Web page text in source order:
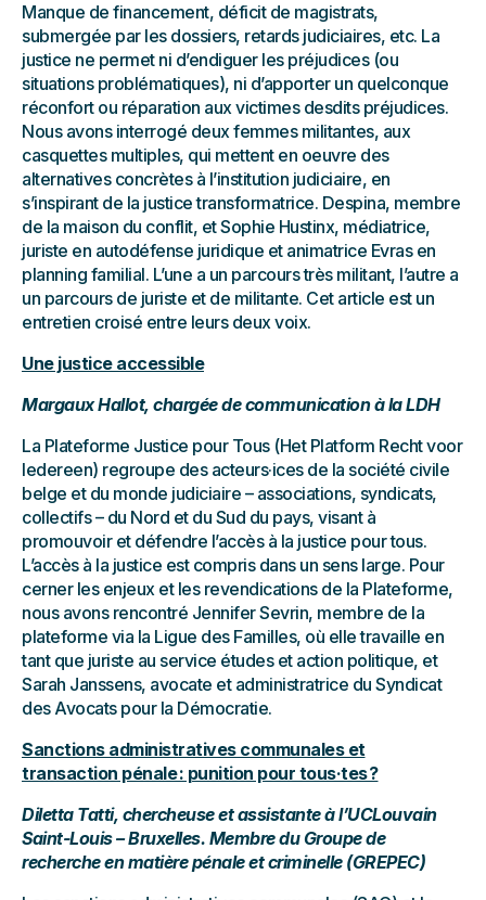
Manque de financement, déficit de magistrats,
submergée par les dossiers, retards judiciaires, etc. La
justice ne permet ni d’endiguer les préjudices (ou
situations problématiques), ni d’apporter un quelconque
réconfort ou réparation aux victimes desdits préjudices.
Nous avons interrogé deux femmes militantes, aux
casquettes multiples, qui mettent en oeuvre des
alternatives concrètes à l’institution judiciaire, en
s’inspirant de la justice transformatrice. Despina, membre
de la maison du conflit, et Sophie Hustinx, médiatrice,
juriste en autodéfense juridique et animatrice Evras en
planning familial. L’une a un parcours très militant, l’autre a
un parcours de juriste et de militante. Cet article est un
entretien croisé entre leurs deux voix.
Une justice accessible
Margaux Hallot, chargée de communication à la LDH
La Plateforme Justice pour Tous (Het Platform Recht voor
Iedereen) regroupe des acteurs·ices de la société civile
belge et du monde judiciaire – associations, syndicats,
collectifs – du Nord et du Sud du pays, visant à
promouvoir et défendre l’accès à la justice pour tous.
L’accès à la justice est compris dans un sens large. Pour
cerner les enjeux et les revendications de la Plateforme,
nous avons rencontré Jennifer Sevrin, membre de la
plateforme via la Ligue des Familles, où elle travaille en
tant que juriste au service études et action politique, et
Sarah Janssens, avocate et administratrice du Syndicat
des Avocats pour la Démocratie.
Sanctions administratives communales et
transaction pénale : punition pour tous·tes ?
Diletta Tatti, chercheuse et assistante à l’UCLouvain
Saint-Louis – Bruxelles. Membre du Groupe de
recherche en matière pénale et criminelle (GREPEC)